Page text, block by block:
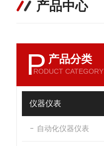
产品中心
P 产品分类
RODUCT CATEGORY
仪器仪表
自动化仪器仪表